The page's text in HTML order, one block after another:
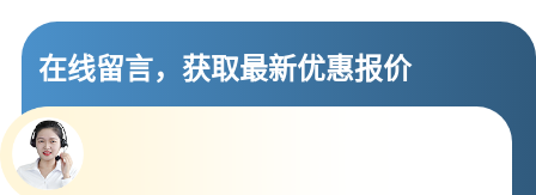
在线留言，获取最新优惠报价